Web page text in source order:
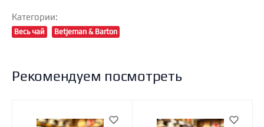
Категории:
Весь чай Betjeman & Barton
Рекомендуем посмотреть